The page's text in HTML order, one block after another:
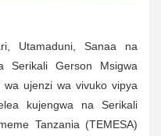
Utamaduni, Sanaa na
Serikali Gerson Msigwa
ujenzi wa vivuko vipya
kujengwa na Serikali
Tanzania (TEMESA)